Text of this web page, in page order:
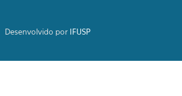
Desenvolvido por IFUSP